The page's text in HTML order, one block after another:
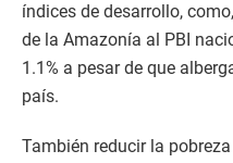
índices de desarrollo,
de la Amazonía al PBI
1.1% a pesar de que
país.
También reducir la